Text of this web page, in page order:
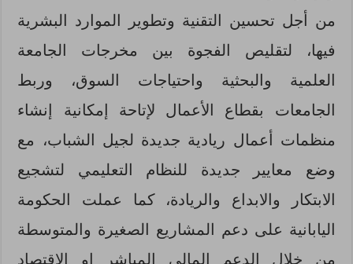
من أجل تحسين التقنية وتطوير الموارد البشرية
فيها، لتقليص الفجوة بين مخرجات الجامعة
العلمية والبحثية واحتياجات السوق، وربط
الجامعات بقطاع الأعمال لإتاحة إمكانية إنشاء
منظمات أعمال ريادية جديدة لجيل الشباب، مع
وضع معايير جديدة للنظام التعليمي لتشجيع
الابتكار والابداع والريادة، كما عملت الحكومة
اليابانية على دعم المشاريع الصغيرة والمتوسطة
من خلال الدعم المالي المباشر او الاقتصاد